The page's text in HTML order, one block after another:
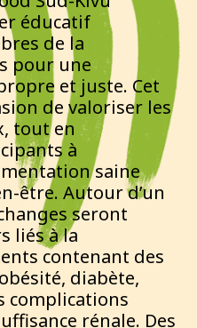
éducatif
de la
pour une
et juste. Cet
de valoriser les
tout en
à
saine
être. Autour d’un
seront
liés à la
contenant des
diabète,
complications
rénale. Des